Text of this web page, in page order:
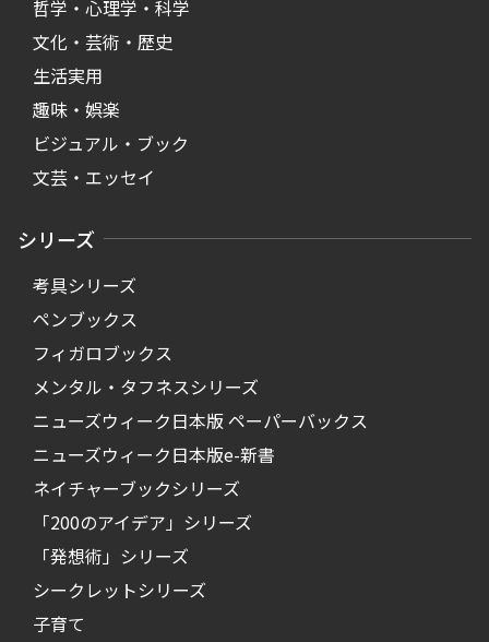
哲学・心理学・科学
文化・芸術・歴史
生活実用
趣味・娯楽
ビジュアル・ブック
文芸・エッセイ
シリーズ
考具シリーズ
ペンブックス
フィガロブックス
メンタル・タフネスシリーズ
ニューズウィーク日本版 ペーパーバックス
ニューズウィーク日本版e-新書
ネイチャーブックシリーズ
「200のアイデア」シリーズ
「発想術」シリーズ
シークレットシリーズ
子育て